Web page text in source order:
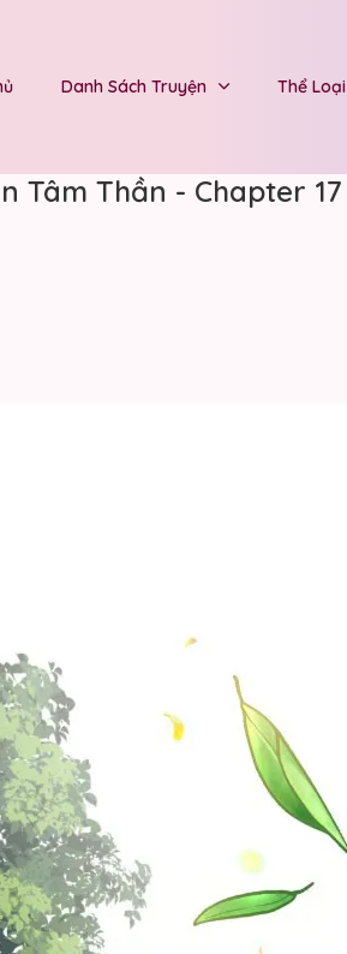
Danh Sách Truyện Thể Loại
Tâm Thần - Chapter 17